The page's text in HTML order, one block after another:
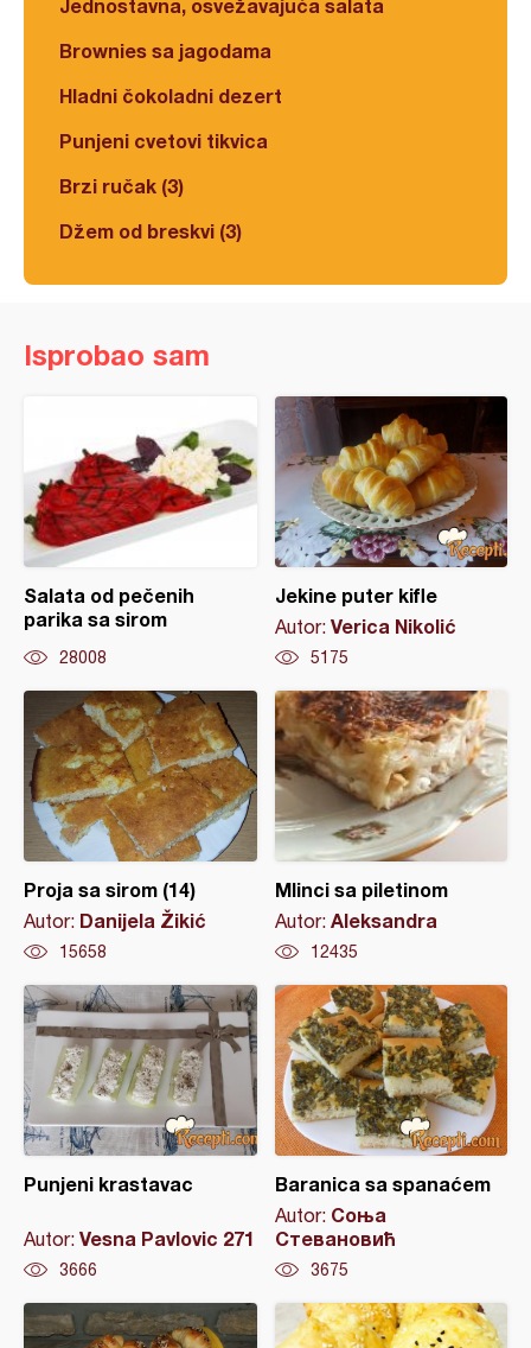
Jednostavna, osvežavajuća salata
Brownies sa jagodama
Hladni čokoladni dezert
Punjeni cvetovi tikvica
Brzi ručak (3)
Džem od breskvi (3)
Isprobao sam
Salata od pečenih
parika sa sirom
28008
Jekine puter kifle
Autor: Verica Nikolić
5175
Proja sa sirom (14)
Autor: Danijela Žikić
15658
Mlinci sa piletinom
Autor: Aleksandra
12435
Punjeni krastavac
Autor: Vesna Pavlovic 271
3666
Baranica sa spanaćem
Autor: Соња
Стевановић
3675